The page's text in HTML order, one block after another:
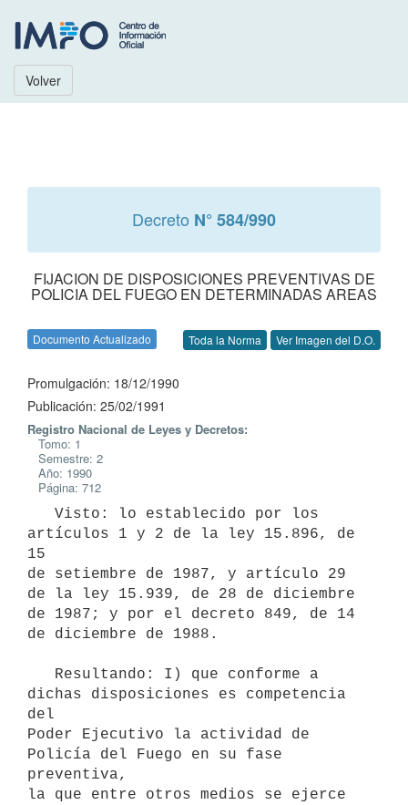
Volver
Decreto N° 584/990
FIJACION DE DISPOSICIONES PREVENTIVAS DE
POLICIA DEL FUEGO EN DETERMINADAS AREAS
Documento Actualizado Toda la Norma Ver Imagen del D.O.
Promulgación: 18/12/1990
Publicación: 25/02/1991
Registro Nacional de Leyes y Decretos:
Tomo: 1
Semestre: 2
Año: 1990
Página: 712
artículos 1 y 2 de la ley 15.896, de
15
de setiembre de 1987, y artículo 29
de la ley 15.939, de 28 de diciembre
de 1987; y por el decreto 849, de 14
de diciembre de 1988.
dichas disposiciones es competencia
del
Poder Ejecutivo la actividad de
Policía del Fuego en su fase
preventiva,
la que entre otros medios se ejerce